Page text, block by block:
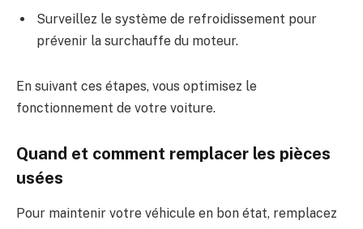
Surveillez le système de refroidissement pour
prévenir la surchauffe du moteur.
En suivant ces étapes, vous optimisez le
fonctionnement de votre voiture.
Quand et comment remplacer les pièces
usées
Pour maintenir votre véhicule en bon état, remplacez